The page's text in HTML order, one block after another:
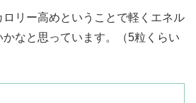
リー高めということで軽くエネル
なと思っています。（5粒くらい